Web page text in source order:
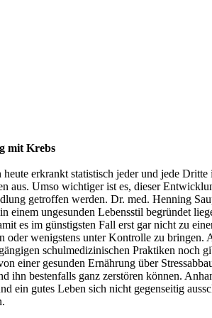
mit Krebs
erkrankt statistisch jeder und jede
aus. Umso wichtiger ist es, dieser
getroffen werden. Dr. med. Henning
ungesunden Lebensstil begründet
es im günstigsten Fall erst gar nicht zu
wenigstens unter Kontrolle zu bringen.
schulmedizinischen Praktiken noch
einer gesunden Ernährung über
ihn bestenfalls ganz zerstören können.
ein gutes Leben sich nicht gegenseitig